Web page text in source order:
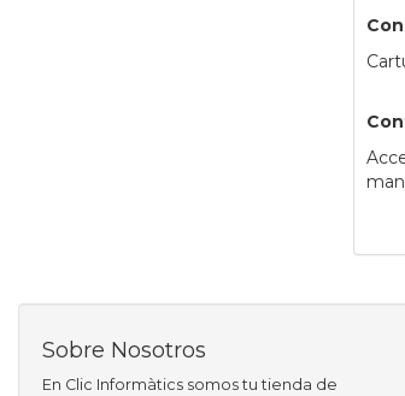
Sobre Nosotros
En Clic Informàtics somos tu tienda de